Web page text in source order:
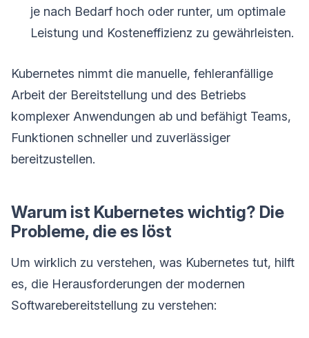
je nach Bedarf hoch oder runter, um optimale
Leistung und Kosteneffizienz zu gewährleisten.
Kubernetes nimmt die manuelle, fehleranfällige
Arbeit der Bereitstellung und des Betriebs
komplexer Anwendungen ab und befähigt Teams,
Funktionen schneller und zuverlässiger
bereitzustellen.
Warum ist Kubernetes wichtig? Die
Probleme, die es löst
Um wirklich zu verstehen, was Kubernetes tut, hilft
es, die Herausforderungen der modernen
Softwarebereitstellung zu verstehen: